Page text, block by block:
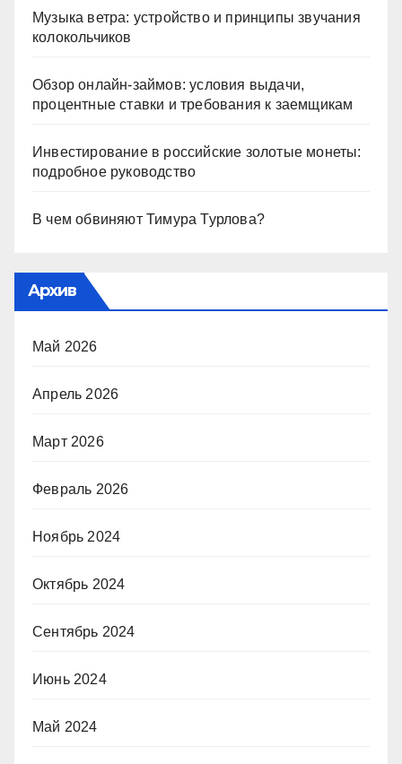
Музыка ветра: устройство и принципы звучания
колокольчиков
Обзор онлайн-займов: условия выдачи,
процентные ставки и требования к заемщикам
Инвестирование в российские золотые монеты:
подробное руководство
В чем обвиняют Тимура Турлова?
Архив
Май 2026
Апрель 2026
Март 2026
Февраль 2026
Ноябрь 2024
Октябрь 2024
Сентябрь 2024
Июнь 2024
Май 2024